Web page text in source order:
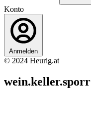
Konto
Anmelden
© 2024 Heurig.at
wein.keller.sporr